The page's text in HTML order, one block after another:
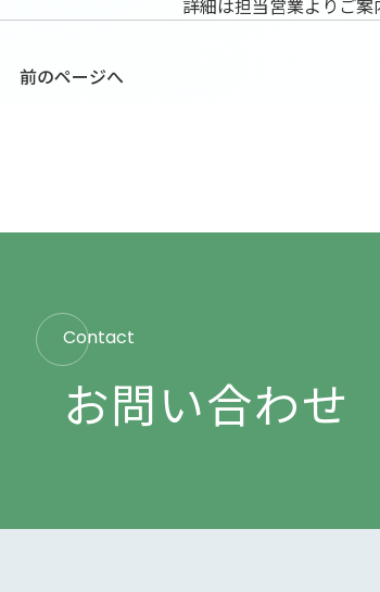
詳細は担当営業よりご案
前のページへ
Contact
お問い合わせ